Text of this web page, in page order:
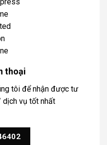
thoại
tôi để nhận được tư
dịch vụ tốt nhất